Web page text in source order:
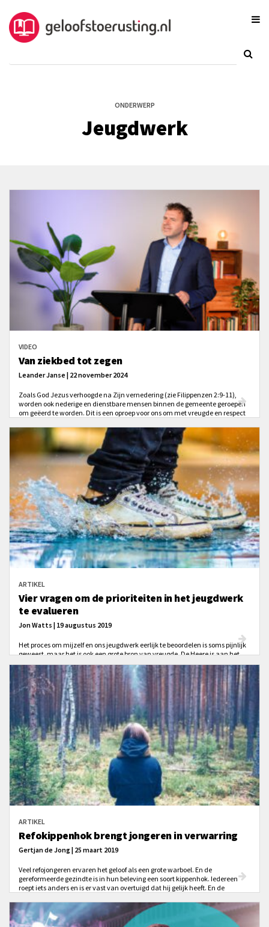
ONDERWERP
Jeugdwerk
VIDEO
Van ziekbed tot zegen
Leander Janse | 22 november 2024
Zoals God Jezus verhoogde na Zijn vernedering (zie Filippenzen 2:9-11),
worden ook nederige en dienstbare mensen binnen de gemeente geroepen
om geëerd te worden. Dit is een oproep voor ons om met vreugde en respect
ARTIKEL
Vier vragen om de prioriteiten in het jeugdwerk
te evalueren
Jon Watts | 19 augustus 2019
Het proces om mijzelf en ons jeugdwerk eerlijk te beoordelen is soms pijnlijk
geweest, maar het is ook een grote bron van vreugde. De Heere is aan het
te helpen nadenken over de prioriteiten van jouw gemeente als het gaat om
jeugdwerk.
ARTIKEL
Refokippenhok brengt jongeren in verwarring
Gertjan de Jong | 25 maart 2019
Veel refojongeren ervaren het geloof als een grote warboel. En de
gereformeerde gezindte is in hun beleving een soort kippenhok. Iedereen
roept iets anders en is er vast van overtuigd dat hij gelijk heeft. En de
Ze hebben geen idee wie er nou gelijk heeft en waar ze in vredesnaam de
Waarheid moeten vinden. Overdreven?